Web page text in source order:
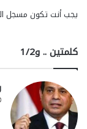
يجب أنت تكون مسجل
كلمتين .. و1/2